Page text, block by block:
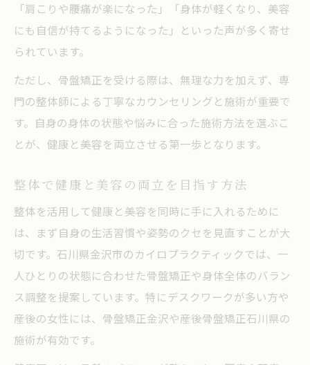
「肩こりや腰痛が楽になった」「身体が軽くなり、美容
にも自信が持てるようになった」といった声が多く寄せ
られています。
ただし、骨盤矯正を受ける際は、無理な力を加えず、専
門の整体師による丁寧なカウンセリングと施術が重要で
す。自身の身体の状態や悩みに合った施術方法を選ぶこ
とが、健康と美容を両立させる第一歩となります。
整体で健康と美容の両立を目指す方法
整体を活用して健康と美容を同時に手に入れるために
は、まず自身の生活習慣や姿勢のクセを見直すことが大
切です。石川県金沢市のカイロプラクティックでは、一
人ひとりの状態に合わせた骨盤矯正や身体全体のバラン
ス調整を提案しています。特にデスクワークが多い方や
産後の女性には、骨盤矯正金沢や産後骨盤矯正石川県の
施術が有効です。